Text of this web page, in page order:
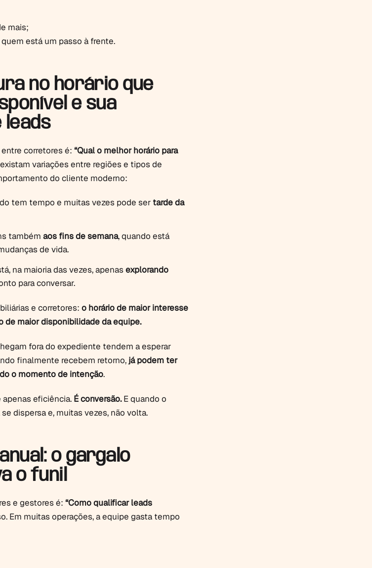
mais;
está um passo à frente.
no horário que
e sua
leads
corretores é: “Qual o melhor horário para
variações entre regiões e tipos de
do cliente moderno:
tem tempo e muitas vezes pode ser tarde da
também aos fins de semana, quando está
de vida.
na maioria das vezes, apenasexplorando
para conversar.
e corretores: o horário de maior interesse
de maior disponibilidade da equipe.
fora do expediente tendem a esperar
finalmente recebem retorno, já podem ter
o momento de intenção.
eficiência. É conversão.E quando o
dispersa e, muitas vezes, não volta.
o gargalo
o funil
e gestores é: “Como qualificar leads
Em muitas operações, a equipe gasta tempo